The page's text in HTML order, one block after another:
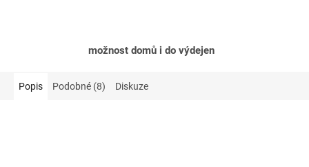
možnost domů i do výdejen
Popis Podobné (8) Diskuze